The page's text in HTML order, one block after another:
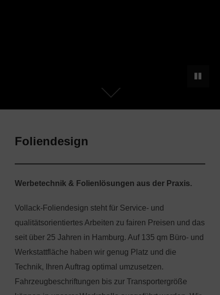
Zum
Inhalt
Foliendesign
Werbetechnik & Folienlösungen aus der Praxis.
Vollack-Foliendesign steht für Service- und
qualitätsorientiertes Arbeiten zu fairen Preisen und das
seit über 25 Jahren in Hamburg. Auf 135 qm Büro- und
Werkstattfläche haben wir genug Platz und die
Technik, Ihren Auftrag optimal umzusetzen.
Fahrzeugbeschriftungen bis zur Transportergröße